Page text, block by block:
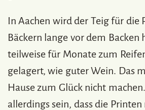
In Aachen wird der Teig für die
Bäckern lange vor dem Backen
teilweise für Monate zum
gelagert, wie guter Wein. Das
Hause zum Glück nicht
allerdings sein, dass die Printen